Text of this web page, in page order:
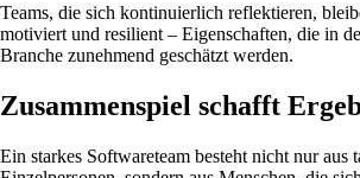
Teams, die sich kontinuierlich reflektieren,
motiviert und resilient – Eigenschaften, die in
Branche zunehmend geschätzt werden.
Zusammenspiel schafft
Ein starkes Softwareteam besteht nicht nur aus